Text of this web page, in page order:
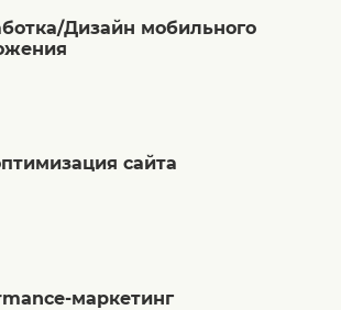
Дизайн мобильного
сайта
маркетинг